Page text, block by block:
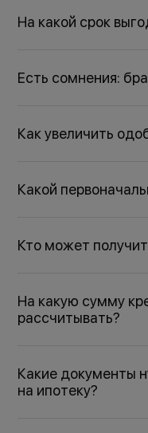
На какой срок
Есть сомнения:
Как увеличить
Какой
Кто может
На какую сумму
рассчитывать?
Какие документы
на ипотеку?